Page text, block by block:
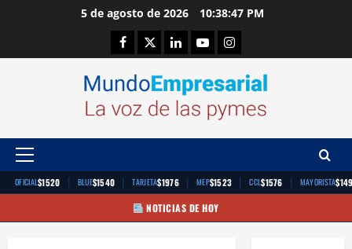
5 de agosto de 2026 10:38:47 PM
Facebook
TwitterLinkedinYoutubeInstagram
Menú
principal
OFICIAL$1520 | BLUE$1540 | TARJETA$1976 | MEP$1523 | CCL$1576 | MAYORISTA
NOTICIAS DE HOY